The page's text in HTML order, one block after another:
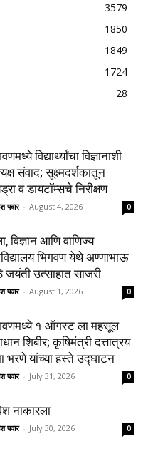
3579
1850
1849
1724
28
विद्यार्थ्यांचा विज्ञानाशी
संवाद; सूक्ष्मदर्शकातून
व डायटॉम्सचे निरीक्षण
पवार - August 4, 2026 0
विज्ञान आणि वाणिज्य
भिगवण येथे अण्णाभाऊ
जयंती उत्साहात साजरी
पवार - August 1, 2026 0
१ ऑगस्ट ला महसूल
शिबीर; कृषिमंत्री दत्तात्रय
भरणे यांच्या हस्ते उद्घाटन
पवार - July 31, 2026 0
नाकारला
पवार - July 30, 2026 0